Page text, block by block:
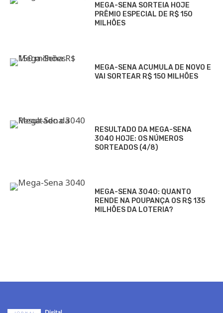
MEGA-SENA SORTEIA HOJE
PRÊMIO ESPECIAL DE R$ 150
MILHÕES
MEGA-SENA ACUMULA DE NOVO E
VAI SORTEAR R$ 150 MILHÕES
RESULTADO DA MEGA-SENA
3040 HOJE: OS NÚMEROS
SORTEADOS (4/8)
MEGA-SENA 3040: QUANTO
RENDE NA POUPANÇA OS R$ 135
MILHÕES DA LOTERIA?